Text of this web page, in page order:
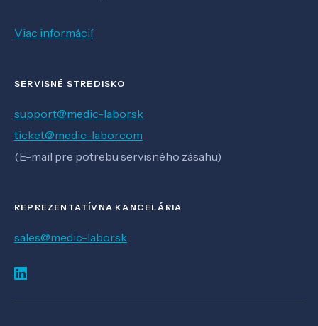
Viac informácií
SERVISNÉ STREDISKO
support@medic-labor.sk
ticket@medic-labor.com
(E-mail pre potrebu servisného zásahu)
REPREZENTATÍVNA KANCELÁRIA
sales@medic-labor.sk